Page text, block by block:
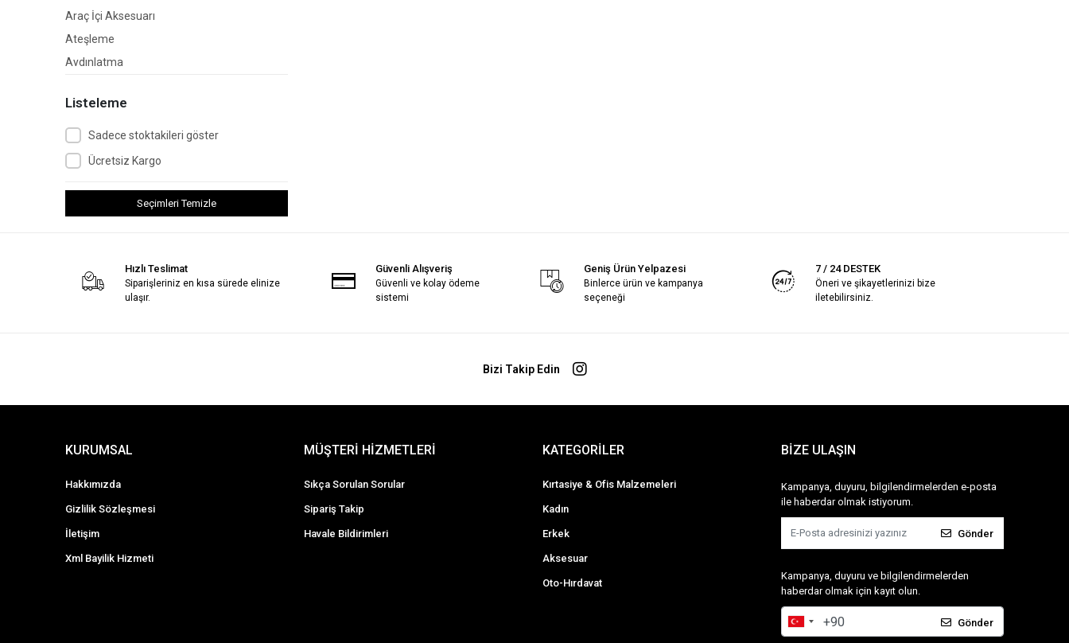
Araç İçi Aksesuarı
Ateşleme
Aydınlatma
Debriyaj
Depolar ve Aksesuar
Direksiyon
Hortum ve Kablo
Klima ve Kalorifer
Piston Segman
Rot ve Rotil
Sensör
Listeleme
Sadece stoktakileri göster
Ücretsiz Kargo
Seçimleri Temizle
Hızlı Teslimat
Siparişleriniz en kısa sürede elinize
ulaşır.
Güvenli Alışveriş
Güvenli ve kolay ödeme
sistemi
Geniş Ürün Yelpazesi
Binlerce ürün ve kampanya
seçeneği
7 / 24 DESTEK
Öneri ve şikayetlerinizi bize
iletebilirsiniz.
Bizi Takip Edin
KURUMSAL
Hakkımızda
Gizlilik Sözleşmesi
İletişim
Xml Bayilik Hizmeti
MÜŞTERİ HİZMETLERİ
Sıkça Sorulan Sorular
Sipariş Takip
Havale Bildirimleri
KATEGORİLER
Kırtasiye & Ofis Malzemeleri
Kadın
Erkek
Aksesuar
Oto-Hırdavat
BİZE ULAŞIN
Kampanya, duyuru, bilgilendirmelerden e-posta
ile haberdar olmak istiyorum.
Gönder
Kampanya, duyuru ve bilgilendirmelerden
haberdar olmak için kayıt olun.
Gönder